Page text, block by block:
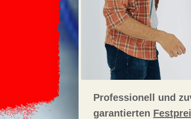
Professionell und
garantierten